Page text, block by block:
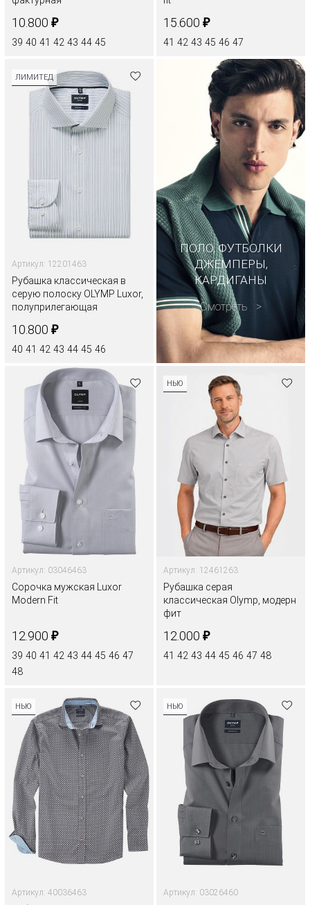
10.800 ₽
39 40 41 42 43 44 45
15.600 ₽
41 42 43 45 46 47
ЛИМИТЕД
Артикул: 12201463
Рубашка классическая в
серую полоску OLYMP Luxor,
полуприлегающая
10.800 ₽
40 41 42 43 44 45 46
ПОЛО, ФУТБОЛКИ
ДЖЕМПЕРЫ,
КАРДИГАНЫ
Смотреть
Артикул: 03046463
Сорочка мужская Luxor
Modern Fit
12.900 ₽
39 40 41 42 43 44 45 46 47
48
НЬЮ
Артикул: 12461263
Рубашка серая
классическая Olymp, модерн
фит
12.000 ₽
41 42 43 44 45 46 47 48
НЬЮ
Артикул: 40036463
НЬЮ
Артикул: 03026460